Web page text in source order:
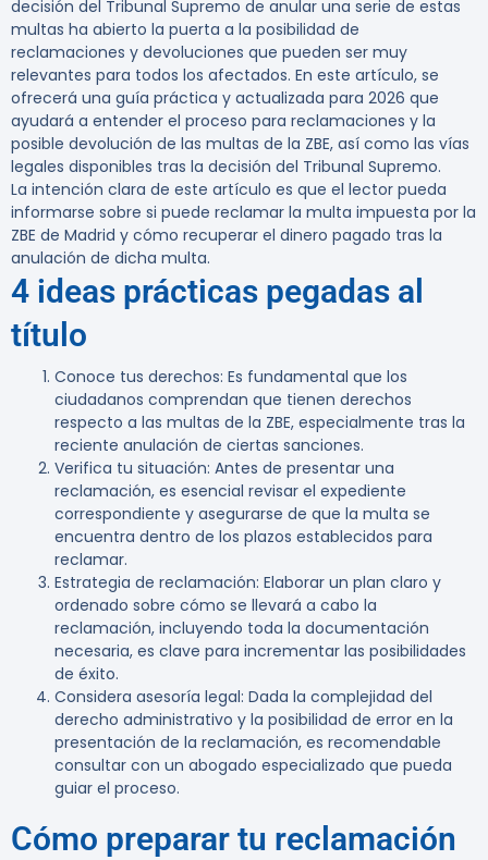
decisión del Tribunal Supremo de anular una serie de estas
multas ha abierto la puerta a la posibilidad de
reclamaciones y devoluciones que pueden ser muy
relevantes para todos los afectados. En este artículo, se
ofrecerá una guía práctica y actualizada para 2026 que
ayudará a entender el proceso para reclamaciones y la
posible devolución de las multas de la ZBE, así como las vías
legales disponibles tras la decisión del Tribunal Supremo.
La intención clara de este artículo es que el lector pueda
informarse sobre si puede reclamar la multa impuesta por la
ZBE de Madrid y cómo recuperar el dinero pagado tras la
anulación de dicha multa.
4 ideas prácticas pegadas al
título
Conoce tus derechos: Es fundamental que los
ciudadanos comprendan que tienen derechos
respecto a las multas de la ZBE, especialmente tras la
reciente anulación de ciertas sanciones.
Verifica tu situación: Antes de presentar una
reclamación, es esencial revisar el expediente
correspondiente y asegurarse de que la multa se
encuentra dentro de los plazos establecidos para
reclamar.
Estrategia de reclamación: Elaborar un plan claro y
ordenado sobre cómo se llevará a cabo la
reclamación, incluyendo toda la documentación
necesaria, es clave para incrementar las posibilidades
de éxito.
Considera asesoría legal: Dada la complejidad del
derecho administrativo y la posibilidad de error en la
presentación de la reclamación, es recomendable
consultar con un abogado especializado que pueda
guiar el proceso.
Cómo preparar tu reclamación